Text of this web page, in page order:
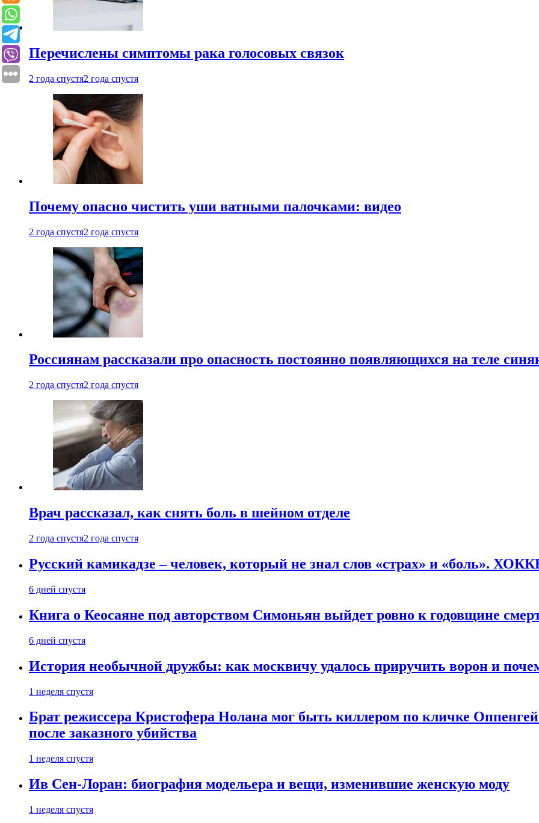
Перечислены симптомы рака голосовых связок
2 года спустя2 года спустя
Почему опасно чистить уши ватными палочками: видео
2 года спустя2 года спустя
Россиянам рассказали про опасность постоянно появляющихся на теле
2 года спустя2 года спустя
Врач рассказал, как снять боль в шейном отделе
2 года спустя2 года спустя
Русский камикадзе – человек, который не знал слов «страх» и «боль».
6 дней спустя
Книга о Кеосаяне под авторством Симоньян выйдет ровно к годовщине
6 дней спустя
История необычной дружбы: как москвичу удалось приручить ворон и
1 неделя спустя
Брат режиссера Кристофера Нолана мог быть киллером по кличке
после заказного убийства
1 неделя спустя
Ив Сен-Лоран: биография модельера и вещи, изменившие женскую моду
1 неделя спустя